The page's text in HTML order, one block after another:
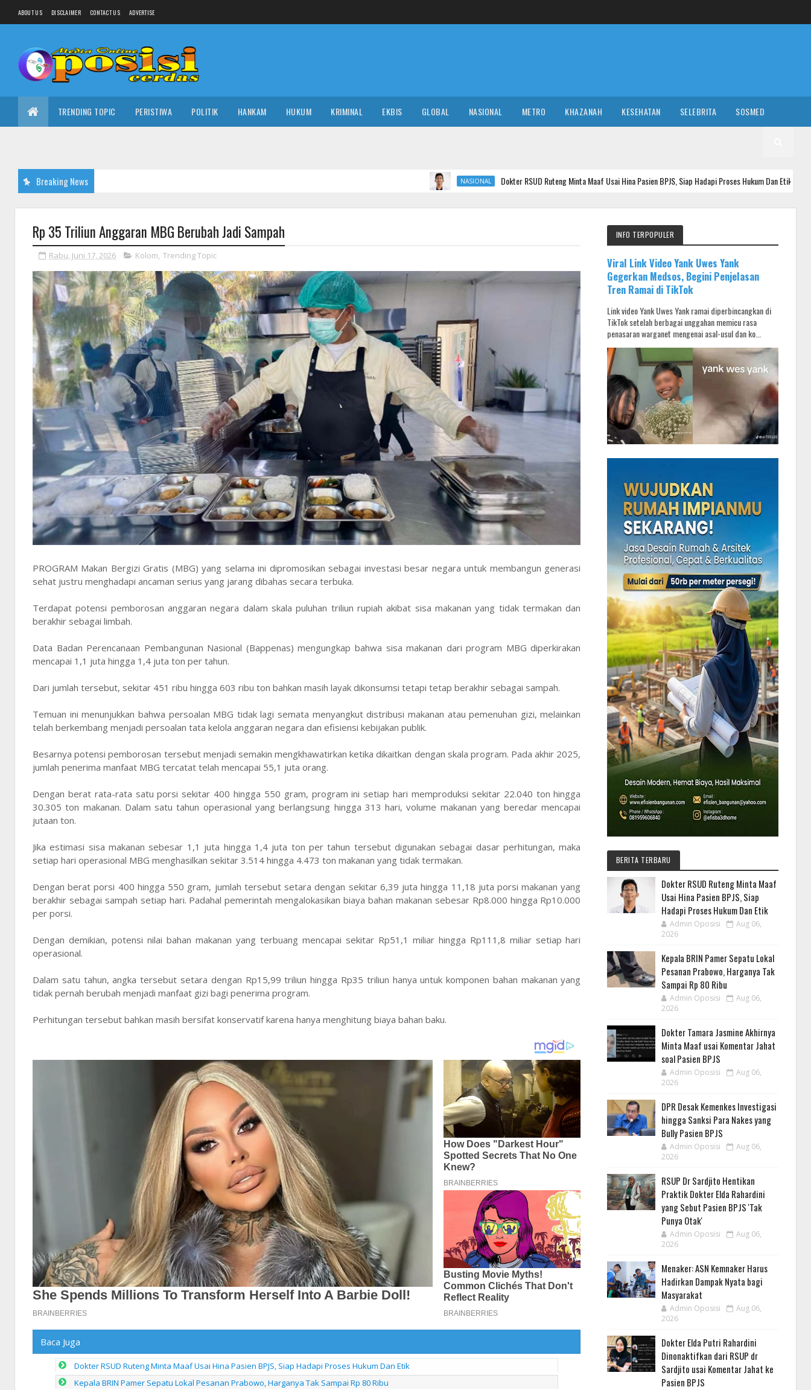
ABOUT US DISCLAIMER CONTACT US ADVERTISE
TRENDING TOPIC PERISTIWA POLITIK HANKAM HUKUM KRIMINAL EKBIS GLOBAL NASIONAL METRO KHAZANAH KESEHATAN SELEBRITA SOSMED
Breaking News NASIONAL Dokter RSUD Ruteng Minta Maaf Usai Hina Pasien BPJS, Siap Hadapi Proses Hukum Dan Etik
Rp 35 Triliun Anggaran MBG Berubah Jadi Sampah
Rabu, Juni 17, 2026 Kolom, Trending Topic
PROGRAM Makan Bergizi Gratis (MBG) yang selama ini dipromosikan sebagai investasi besar negara untuk membangun generasi
sehat justru menghadapi ancaman serius yang jarang dibahas secara terbuka.
Terdapat potensi pemborosan anggaran negara dalam skala puluhan triliun rupiah akibat sisa makanan yang tidak termakan dan
berakhir sebagai limbah.
Data Badan Perencanaan Pembangunan Nasional (Bappenas) mengungkap bahwa sisa makanan dari program MBG diperkirakan
mencapai 1,1 juta hingga 1,4 juta ton per tahun.
Dari jumlah tersebut, sekitar 451 ribu hingga 603 ribu ton bahkan masih layak dikonsumsi tetapi tetap berakhir sebagai sampah.
Temuan ini menunjukkan bahwa persoalan MBG tidak lagi semata menyangkut distribusi makanan atau pemenuhan gizi, melainkan
telah berkembang menjadi persoalan tata kelola anggaran negara dan efisiensi kebijakan publik.
Besarnya potensi pemborosan tersebut menjadi semakin mengkhawatirkan ketika dikaitkan dengan skala program. Pada akhir 2025,
jumlah penerima manfaat MBG tercatat telah mencapai 55,1 juta orang.
Dengan berat rata-rata satu porsi sekitar 400 hingga 550 gram, program ini setiap hari memproduksi sekitar 22.040 ton hingga
30.305 ton makanan. Dalam satu tahun operasional yang berlangsung hingga 313 hari, volume makanan yang beredar mencapai
jutaan ton.
Jika estimasi sisa makanan sebesar 1,1 juta hingga 1,4 juta ton per tahun tersebut digunakan sebagai dasar perhitungan, maka
setiap hari operasional MBG menghasilkan sekitar 3.514 hingga 4.473 ton makanan yang tidak termakan.
Dengan berat porsi 400 hingga 550 gram, jumlah tersebut setara dengan sekitar 6,39 juta hingga 11,18 juta porsi makanan yang
berakhir sebagai sampah setiap hari. Padahal pemerintah mengalokasikan biaya bahan makanan sebesar Rp8.000 hingga Rp10.000
per porsi.
Dengan demikian, potensi nilai bahan makanan yang terbuang mencapai sekitar Rp51,1 miliar hingga Rp111,8 miliar setiap hari
operasional.
Dalam satu tahun, angka tersebut setara dengan Rp15,99 triliun hingga Rp35 triliun hanya untuk komponen bahan makanan yang
tidak pernah berubah menjadi manfaat gizi bagi penerima program.
Perhitungan tersebut bahkan masih bersifat konservatif karena hanya menghitung biaya bahan baku.
Baca Juga
Dokter RSUD Ruteng Minta Maaf Usai Hina Pasien BPJS, Siap Hadapi Proses Hukum Dan Etik
Kepala BRIN Pamer Sepatu Lokal Pesanan Prabowo, Harganya Tak Sampai Rp 80 Ribu
INFO TERPOPULER
Viral Link Video Yank Uwes Yank
Gegerkan Medsos, Begini Penjelasan
Tren Ramai di TikTok
Link video Yank Uwes Yank ramai diperbincangkan di
TikTok setelah berbagai unggahan memicu rasa
penasaran warganet mengenai asal-usul dan ko...
BERITA TERBARU
Dokter RSUD Ruteng Minta Maaf
Usai Hina Pasien BPJS, Siap
Hadapi Proses Hukum Dan Etik
Admin Oposisi
Aug 06,
2026
Kepala BRIN Pamer Sepatu Lokal
Pesanan Prabowo, Harganya Tak
Sampai Rp 80 Ribu
Admin Oposisi
Aug 06,
2026
Dokter Tamara Jasmine Akhirnya
Minta Maaf usai Komentar Jahat
soal Pasien BPJS
Admin Oposisi
Aug 06,
2026
DPR Desak Kemenkes Investigasi
hingga Sanksi Para Nakes yang
Bully Pasien BPJS
Admin Oposisi
Aug 06,
2026
RSUP Dr Sardjito Hentikan
Praktik Dokter Elda Rahardini
yang Sebut Pasien BPJS 'Tak
Punya Otak'
Admin Oposisi
Aug 06,
2026
Menaker: ASN Kemnaker Harus
Hadirkan Dampak Nyata bagi
Masyarakat
Admin Oposisi
Aug 06,
2026
Dokter Elda Putri Rahardini
Dinonaktifkan dari RSUP dr
Sardjito usai Komentar Jahat ke
Pasien BPJS